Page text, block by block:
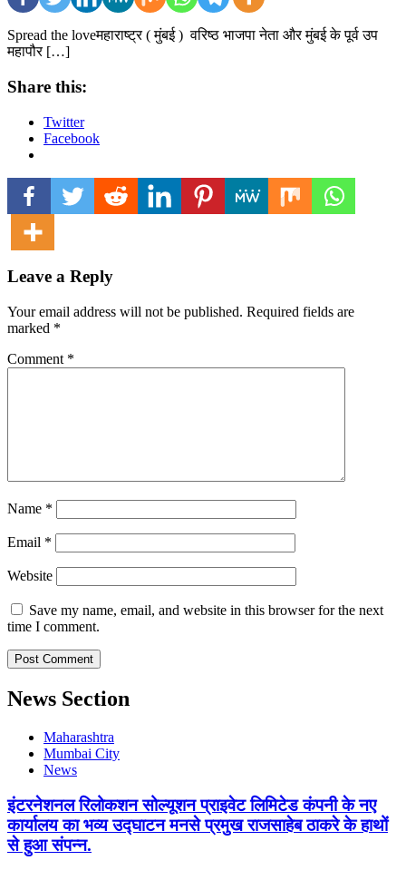
Spread the loveमहाराष्ट्र ( मुंबई ) वरिष्ठ भाजपा नेता और मुंबई के पूर्व उप
महापौर […]
Share this:
Twitter
Facebook
Leave a Reply
Your email address will not be published. Required fields are
marked *
Comment *
Name *
Email *
Website
Save my name, email, and website in this browser for the next
time I comment.
News Section
Maharashtra
Mumbai City
News
इंटरनेशनल रिलोकशन सोल्यूशन प्राइवेट लिमिटेड कंपनी के नए
कार्यालय का भव्य उद्घाटन मनसे प्रमुख राजसाहेब ठाकरे के हाथों
से हुआ संपन्न.